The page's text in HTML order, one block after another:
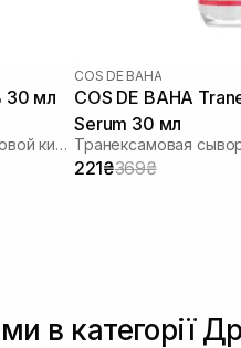
30 мл
Активная сыворотка с азелаиновой кислотой
COS DE BAHA
COS DE BAHA
Serum 30 мл
Транексамовая
221₴369₴
в категорії